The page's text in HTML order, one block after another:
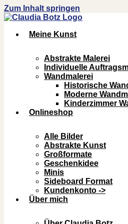
Zum Inhalt springen
Meine Kunst
Abstrakte Malerei
Individuelle
Wandmalerei
Historische
Moderne
Kinderzimmer
Onlineshop
Alle Bilder
Abstrakte Kunst
Großformate
Geschenkidee
Minis
Sideboard Format
Kundenkonto ->
Über mich